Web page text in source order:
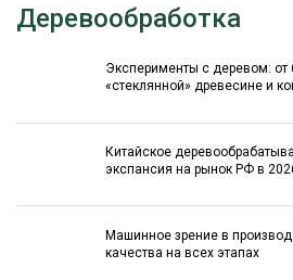
Деревообработка
Эксперименты с деревом: от
«стеклянной» древесине и
Китайское
экспансия на рынок РФ в
Машинное зрение в
качества на всех этапах